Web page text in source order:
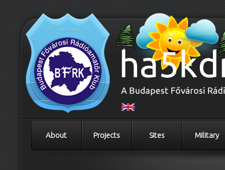
About Projects Sites Military